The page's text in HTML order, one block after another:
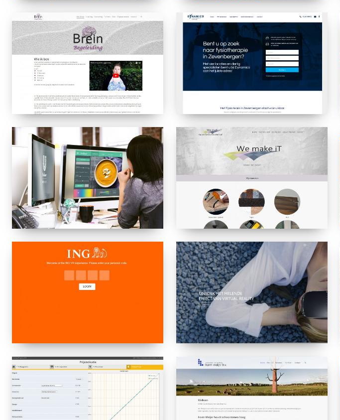
Brein
Begeleiding
Dynamico
Backend
Unilever
Soupsimulator
We
make
iT
VRelax
Mijn
Zonnepaneel
Offerte
Harmmeijer